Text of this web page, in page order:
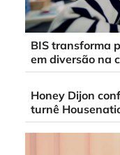
BIS transforma
em diversão na
Honey Dijon
turnê